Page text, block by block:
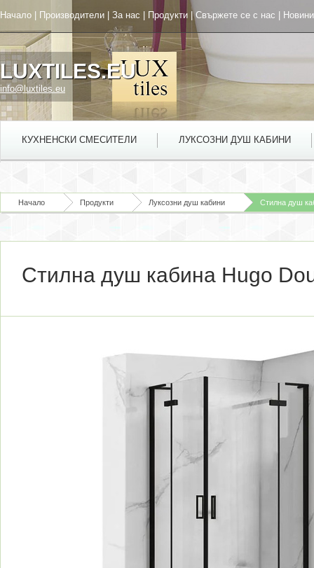
Начало Производители За нас Продукти |Свържете се с нас Новини
LUXTILES.EU
info@luxtiles.eu
КУХНЕНСКИ СМЕСИТЕЛИ ЛУКСОЗНИ ДУШ КАБИНИ
Начало Продукти Луксозни душ кабини Стилна душ
Стилна душ кабина Hugo